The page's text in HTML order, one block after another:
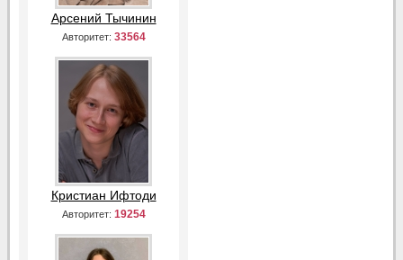
Арсений Тычинин
Авторитет: 33564
Кристиан Ифтоди
Авторитет: 19254